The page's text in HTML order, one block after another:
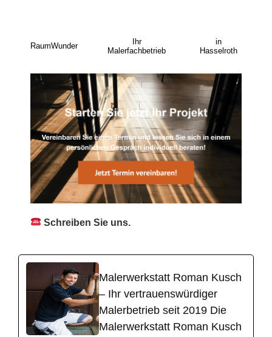
RaumWunder
Ihr
Malerfachbetrieb
in
Hasselroth
Schreiben Sie uns.
Malerwerkstatt Roman Kusch
– Ihr vertrauenswürdiger
Malerbetrieb seit 2019 Die
Malerwerkstatt Roman Kusch